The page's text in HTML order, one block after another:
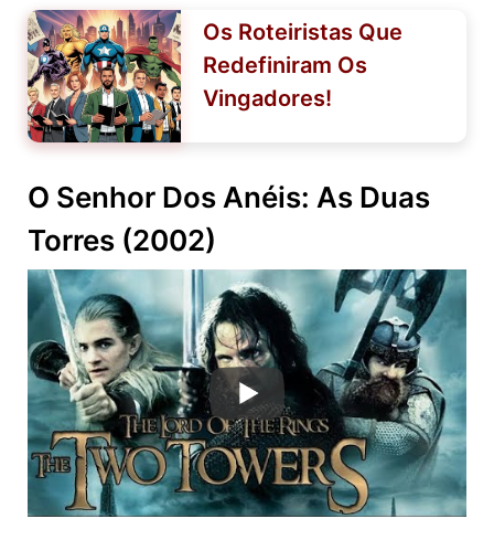
Os Roteiristas Que
Redefiniram Os
Vingadores!
O Senhor Dos Anéis: As Duas
Torres (2002)